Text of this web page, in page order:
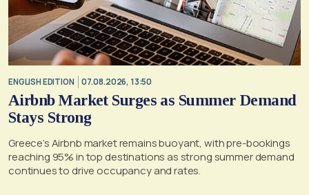
ENGLISH EDITION 07.08.2026, 13:50
Airbnb Market Surges as Summer Demand
Stays Strong
Greece’s Airbnb market remains buoyant, with pre-bookings
reaching 95% in top destinations as strong summer demand
continues to drive occupancy and rates.